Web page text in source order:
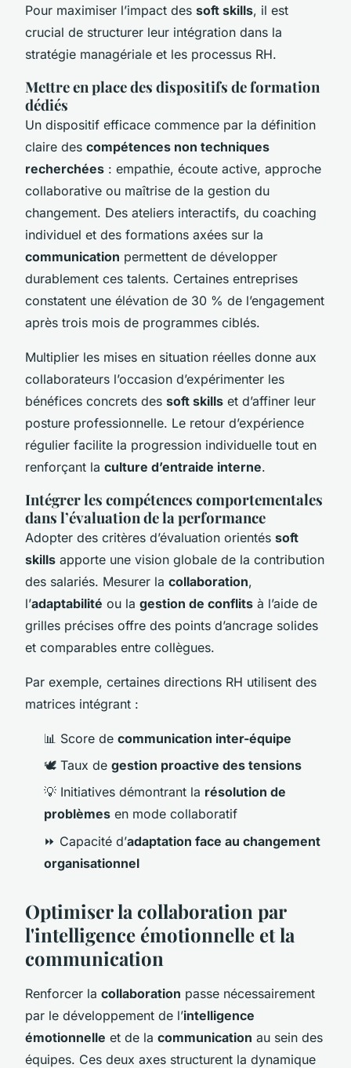
Pour maximiser l’impact des soft skills, il est
crucial de structurer leur intégration dans la
stratégie managériale et les processus RH.
Mettre en place des dispositifs de formation
dédiés
Un dispositif efficace commence par la définition
claire des compétences non techniques
recherchées : empathie, écoute active, approche
collaborative ou maîtrise de la gestion du
changement. Des ateliers interactifs, du coaching
individuel et des formations axées sur la
communication permettent de développer
durablement ces talents. Certaines entreprises
constatent une élévation de 30 % de l’engagement
après trois mois de programmes ciblés.
Multiplier les mises en situation réelles donne aux
collaborateurs l’occasion d’expérimenter les
bénéfices concrets des soft skills et d’affiner leur
posture professionnelle. Le retour d’expérience
régulier facilite la progression individuelle tout en
renforçant la culture d’entraide interne.
Intégrer les compétences comportementales
dans l’évaluation de la performance
Adopter des critères d’évaluation orientés soft
skills apporte une vision globale de la contribution
des salariés. Mesurer la collaboration,
l’adaptabilité ou la gestion de conflits à l’aide de
grilles précises offre des points d’ancrage solides
et comparables entre collègues.
Par exemple, certaines directions RH utilisent des
matrices intégrant :
📊 Score de communication inter-équipe
🕊 Taux de gestion proactive des tensions
💡 Initiatives démontrant la résolution de
problèmes en mode collaboratif
⏩ Capacité d’adaptation face au changement
organisationnel
Optimiser la collaboration par
l'intelligence émotionnelle et la
communication
Renforcer la collaboration passe nécessairement
par le développement de l’intelligence
émotionnelle et de la communication au sein des
équipes. Ces deux axes structurent la dynamique